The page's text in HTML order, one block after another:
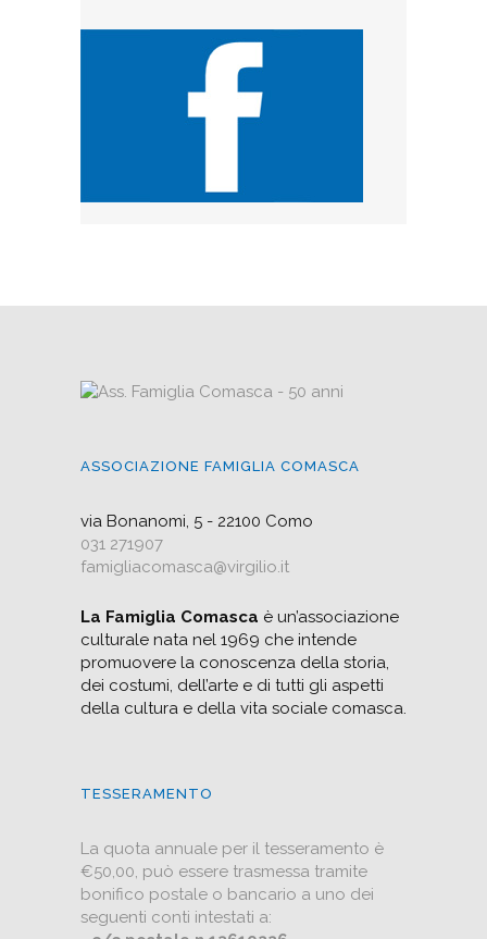
ASSOCIAZIONE FAMIGLIA COMASCA
via Bonanomi, 5 - 22100 Como
031 271907
famigliacomasca@virgilio.it
La Famiglia Comasca è un’associazione
culturale nata nel 1969 che intende
promuovere la conoscenza della storia,
dei costumi, dell’arte e di tutti gli aspetti
della cultura e della vita sociale comasca.
TESSERAMENTO
La quota annuale per il tesseramento è
€50,00, può essere trasmessa tramite
bonifico postale o bancario a uno dei
seguenti conti intestati a: